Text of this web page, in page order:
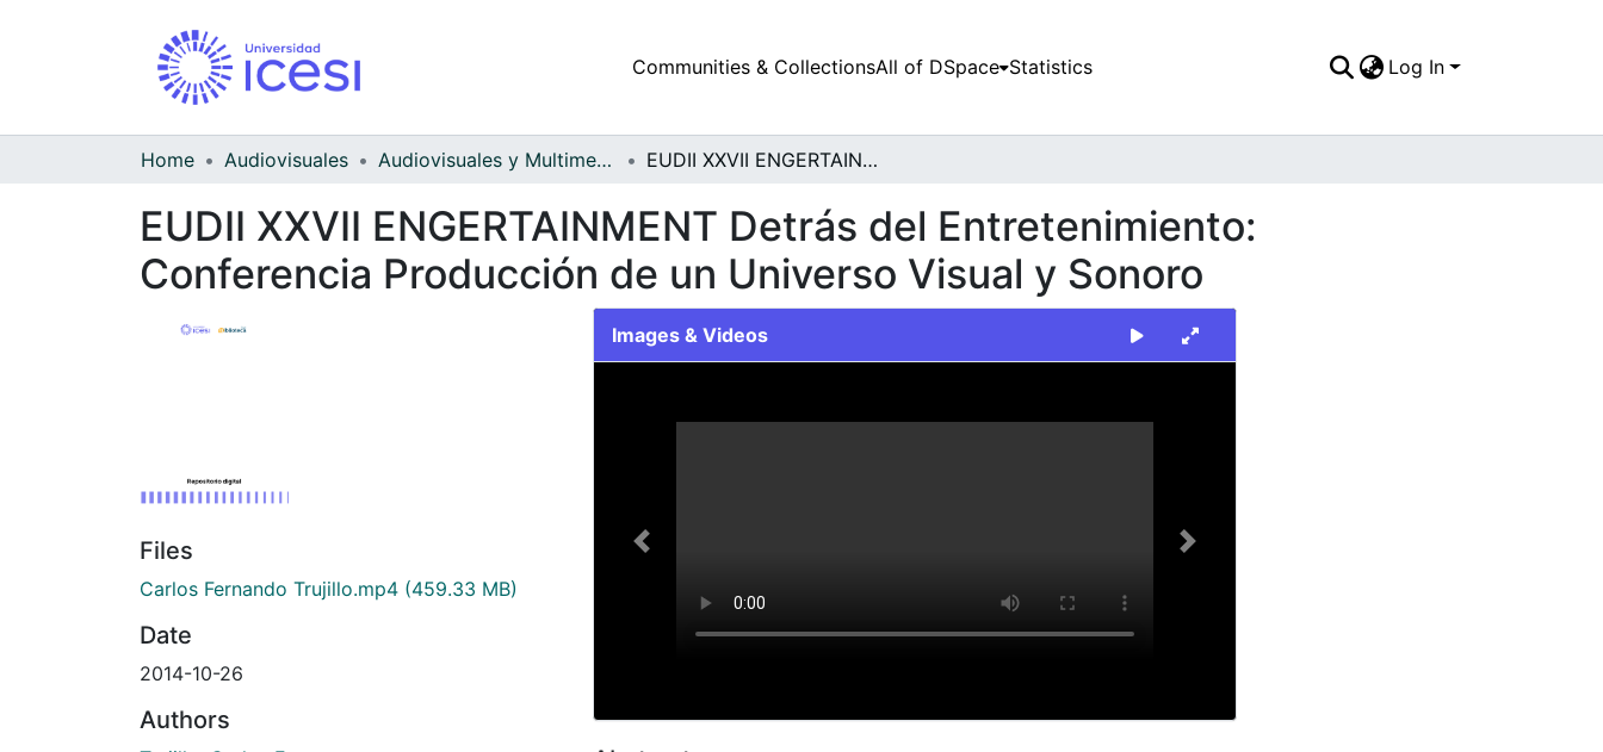
Communities & CollectionsAll of DSpace Statistics Log In
Home Audiovisuales Audiovisuales y Multimedia EUDII XXVII ENGERTAINMENT Detrás del Entretenimiento: Conferencia Producción de un Universo Visual y Sonoro
EUDII XXVII ENGERTAINMENT Detrás del Entretenimiento:
Conferencia Producción de un Universo Visual y Sonoro
Files
Carlos Fernando Trujillo.mp4 (459.33 MB)
Date
2014-10-26
Authors
Images & Videos
Previous Next